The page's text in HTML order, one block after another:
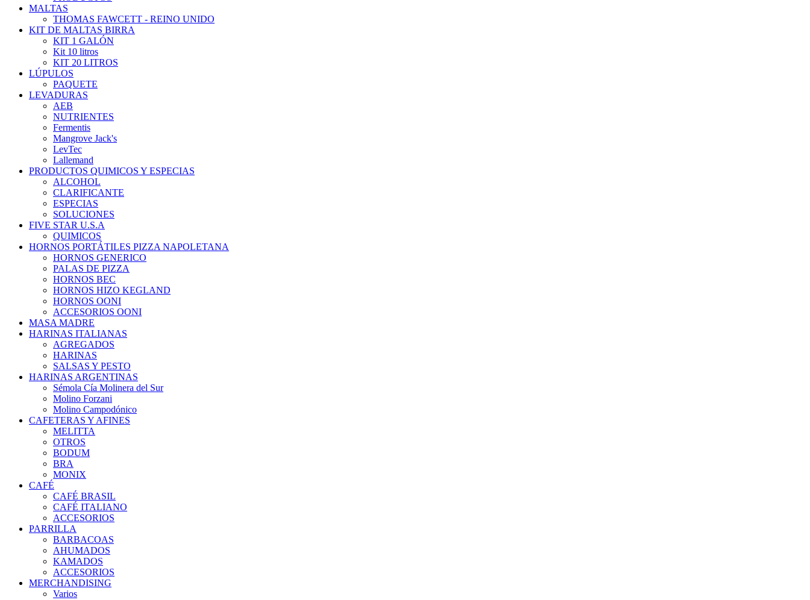
MALTAS
THOMAS FAWCETT - REINO UNIDO
KIT DE MALTAS BIRRA
KIT 1 GALÓN
Kit 10 litros
KIT 20 LITROS
LÚPULOS
PAQUETE
LEVADURAS
AEB
NUTRIENTES
Fermentis
Mangrove Jack's
LevTec
Lallemand
PRODUCTOS QUIMICOS Y ESPECIAS
ALCOHOL
CLARIFICANTE
ESPECIAS
SOLUCIONES
FIVE STAR U.S.A
QUIMICOS
HORNOS PORTÁTILES PIZZA NAPOLETANA
HORNOS GENERICO
PALAS DE PIZZA
HORNOS BEC
HORNOS HIZO KEGLAND
HORNOS OONI
ACCESORIOS OONI
MASA MADRE
HARINAS ITALIANAS
AGREGADOS
HARINAS
SALSAS Y PESTO
HARINAS ARGENTINAS
Sémola Cía Molinera del Sur
Molino Forzani
Molino Campodónico
CAFETERAS Y AFINES
MELITTA
OTROS
BODUM
BRA
MONIX
CAFÉ
CAFÉ BRASIL
CAFÉ ITALIANO
ACCESORIOS
PARRILLA
BARBACOAS
AHUMADOS
KAMADOS
ACCESORIOS
MERCHANDISING
Varios